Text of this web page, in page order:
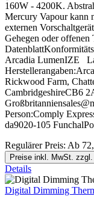
160W - 4200K.
Mercury Vapour kann
externen
Gehegen oder
Arcadia LumenIZE
Rickwood Farm,
CambridgeshireCB6
Person:Comply
da9020-105
Regulärer Preis: Ab
Preise inkl. MwSt.
Details
Digital Dimming